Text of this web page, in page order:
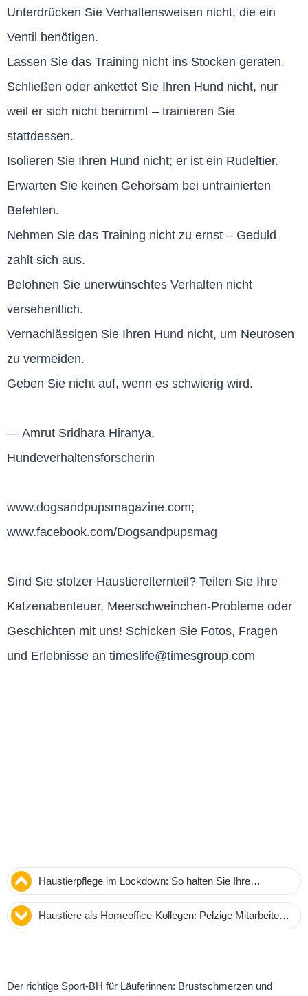
Unterdrücken Sie Verhaltensweisen nicht, die ein
Ventil benötigen.
Lassen Sie das Training nicht ins Stocken geraten.
Schließen oder ankettet Sie Ihren Hund nicht, nur
weil er sich nicht benimmt – trainieren Sie
stattdessen.
Isolieren Sie Ihren Hund nicht; er ist ein Rudeltier.
Erwarten Sie keinen Gehorsam bei untrainierten
Befehlen.
Nehmen Sie das Training nicht zu ernst – Geduld
zahlt sich aus.
Belohnen Sie unerwünschtes Verhalten nicht
versehentlich.
Vernachlässigen Sie Ihren Hund nicht, um Neurosen
zu vermeiden.
Geben Sie nicht auf, wenn es schwierig wird.
— Amrut Sridhara Hiranya,
Hundeverhaltensforscherin
www.dogsandpupsmagazine.com;
www.facebook.com/Dogsandpupsmag
Sind Sie stolzer Haustierelternteil? Teilen Sie Ihre
Katzenabenteuer, Meerschweinchen-Probleme oder
Geschichten mit uns! Schicken Sie Fotos, Fragen
und Erlebnisse an timeslife@timesgroup.com
Haustierpflege im Lockdown: So halten Sie Ihre
Vierbeiner fit und glücklich
Haustiere als Homeoffice-Kollegen: Pelzige Mitarbeiter
sorgen für Abwechslung und Spaß
Der richtige Sport-BH für Läuferinnen: Brustschmerzen und